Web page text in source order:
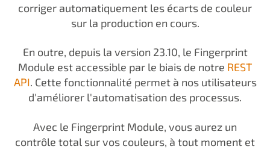
corriger automatiquement les écarts de couleur
sur la production en cours.
En outre, depuis la version 23.10, le Fingerprint
Module est accessible par le biais de notre REST
API. Cette fonctionnalité permet à nos utilisateurs
d'améliorer l'automatisation des processus.
Avec le Fingerprint Module, vous aurez un
contrôle total sur vos couleurs, à tout moment et